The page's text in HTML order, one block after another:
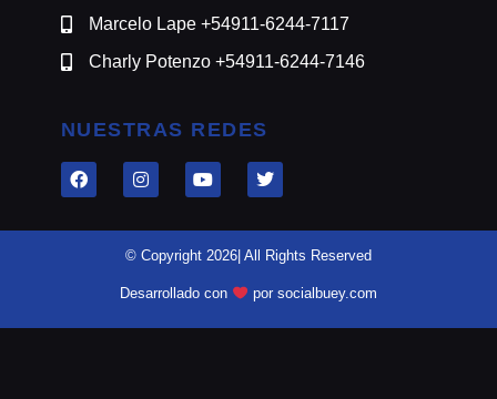
Marcelo Lape +54911-6244-7117
Charly Potenzo +54911-6244-7146
NUESTRAS REDES
© Copyright 2026| All Rights Reserved
Desarrollado con por socialbuey.com